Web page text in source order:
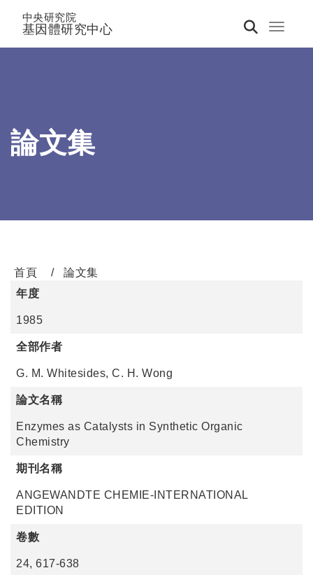
Toggle
中央研究院
基因體研究中心
論文集
首頁
論文集
年度
1985
全部作者
G. M. Whitesides, C. H. Wong
論文名稱
Enzymes as Catalysts in Synthetic Organic
Chemistry
期刊名稱
ANGEWANDTE CHEMIE-INTERNATIONAL
EDITION
卷數
24, 617-638